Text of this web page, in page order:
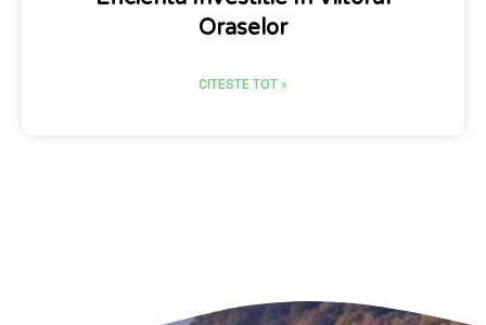
Oraselor
CITESTE TOT »